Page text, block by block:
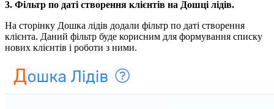
3. Фільтр по даті створення клієнтів на Дошці лідів.
На сторінку Дошка лідів додали фільтр по даті створення
клієнта. Даний фільтр буде корисним для формування списку
нових клієнтів і роботи з ними.